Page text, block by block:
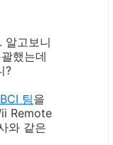
알고보니
했는데
?
팀을
Remote
와 같은